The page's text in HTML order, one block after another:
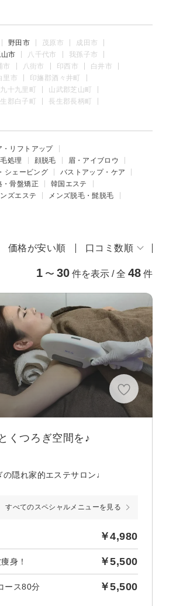
野田市 茂原市
成田市
市 八千代市
我孫子市
市 八街市 印西市
白井市
里市
印旛郡酒々井町
十九里町
山武郡芝山町
郡白子町
長生郡長柄町
・リフトアップ
処理 顔脱毛
眉・アイブロウ
シェービング
バストアップ・ケア
・骨盤矯正
韓国エステ
ンズエステ
メンズ脱毛・髭脱毛
価格が安い順 口コミ数順
1 〜 30 件を表示 / 全 48 件
くつろぎ空間を♪
の隠れ家的エステサロン♩
すべてのスペシャルメニューを見る
￥4,980
身！ ￥5,500
ース80分 ￥5,500